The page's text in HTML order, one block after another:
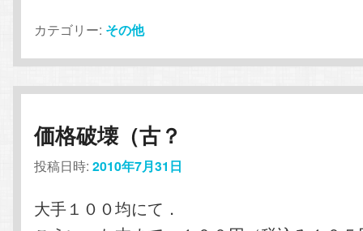
カテゴリー: その他
価格破壊（古？
投稿日時:2010年7月31日
大手１００均にて．